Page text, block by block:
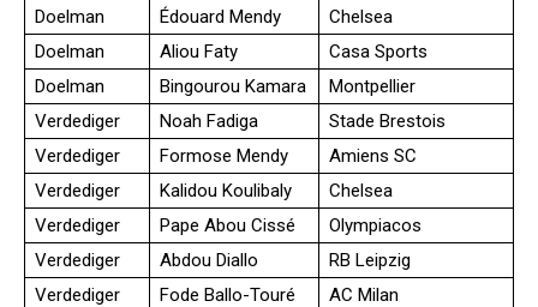
Doelman
Édouard Mendy
Chelsea
Doelman
Aliou Faty
Casa Sports
Doelman
Bingourou Kamara
Montpellier
Verdediger
Noah Fadiga
Stade Brestois
Verdediger
Formose Mendy
Amiens SC
Verdediger
Kalidou Koulibaly
Chelsea
Verdediger
Pape Abou Cissé
Olympiacos
Verdediger
Abdou Diallo
RB Leipzig
Verdediger
Fode Ballo-Touré
AC Milan